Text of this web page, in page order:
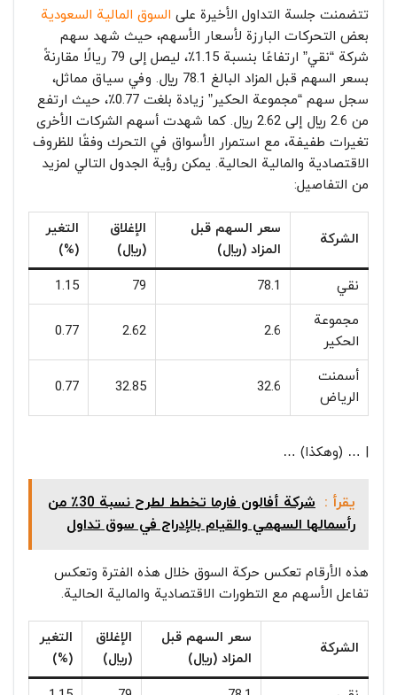
تتضمنت جلسة التداول الأخيرة على السوق المالية السعودية
بعض التحركات البارزة لأسعار الأسهم، حيث شهد سهم
شركة “نقي” ارتفاعًا بنسبة 1.15٪، ليصل إلى 79 ريالًا مقارنةً
بسعر السهم قبل المزاد البالغ 78.1 ريال. وفي سياق مماثل،
سجل سهم “مجموعة الحكير” زيادة بلغت 0.77٪، حيث ارتفع
من 2.6 ريال إلى 2.62 ريال. كما شهدت أسهم الشركات الأخرى
تغيرات طفيفة، مع استمرار الأسواق في التحرك وفقًا للظروف
الاقتصادية والمالية الحالية. يمكن رؤية الجدول التالي لمزيد
من التفاصيل:
الشركة
سعر السهم قبل
المزاد (ريال)
الإغلاق
(ريال)
التغير
(%)
نقي
78.1
79
1.15
مجموعة
الحكير
2.6
2.62
0.77
أسمنت
الرياض
32.6
32.85
0.77
| … (وهكذا) …
يقرأ :
شركة أفالون فارما تخطط لطرح نسبة 30٪ من
رأسمالها السهمي والقيام بالإدراج في سوق تداول
هذه الأرقام تعكس حركة السوق خلال هذه الفترة وتعكس
تفاعل الأسهم مع التطورات الاقتصادية والمالية الحالية.
الشركة
سعر السهم قبل
المزاد (ريال)
الإغلاق
(ريال)
التغير
(%)